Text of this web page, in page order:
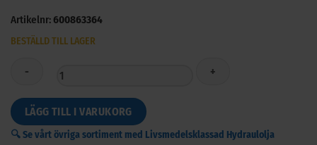
Artikelnr: 600863364
BESTÄLLD TILL LAGER
CASSIDA
FM
HYDRAULIC
LÄGG TILL I VARUKORG
🔍 Se vårt övriga sortiment med Livsmedelsklassad Hydraulolja